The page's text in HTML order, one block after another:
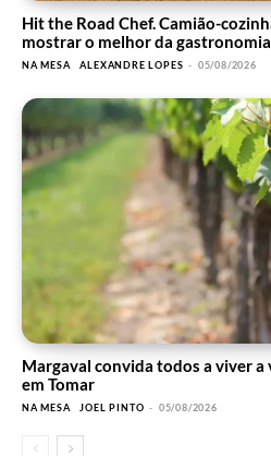
Hit the Road Chef. Camião-
mostrar o melhor da
NA MESA ALEXANDRE LOPES - 05/08/2026
Margaval convida todos a viver
em Tomar
NA MESA JOEL PINTO - 05/08/2026